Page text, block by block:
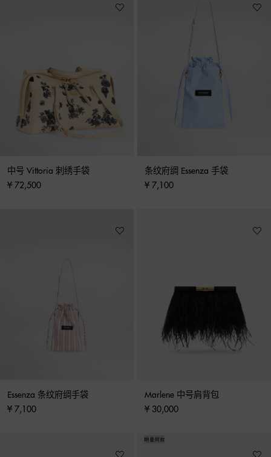
中号 Vittoria 刺绣手袋
¥ 72,500
条纹府绸 Essenza 手袋
¥ 7,100
Essenza 条纹府绸手袋
¥ 7,100
Marlene 中号肩背包
¥ 30,000